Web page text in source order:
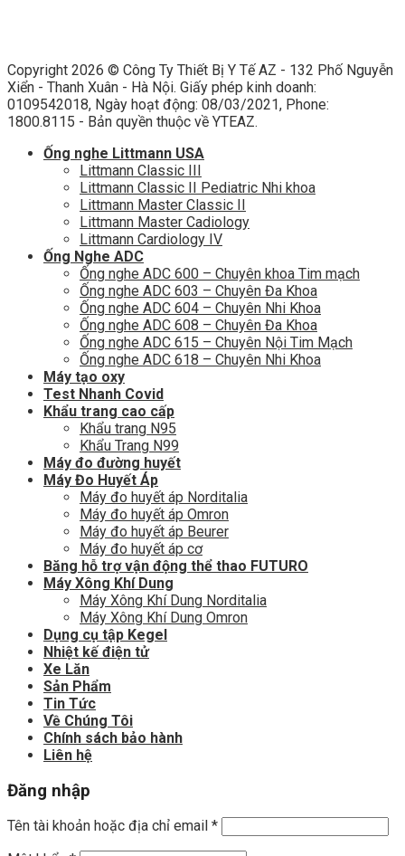
Copyright 2026 © Công Ty Thiết Bị Y Tế AZ - 132 Phố Nguyễn
Xiển - Thanh Xuân - Hà Nội. Giấy phép kinh doanh:
0109542018, Ngày hoạt động: 08/03/2021, Phone:
1800.8115 - Bản quyền thuộc về YTEAZ.
Ống nghe Littmann USA
Littmann Classic III
Littmann Classic II Pediatric Nhi khoa
Littmann Master Classic II
Littmann Master Cadiology
Littmann Cardiology IV
Ống Nghe ADC
Ống nghe ADC 600 – Chuyên khoa Tim mạch
Ống nghe ADC 603 – Chuyên Đa Khoa
Ống nghe ADC 604 – Chuyên Nhi Khoa
Ống nghe ADC 608 – Chuyên Đa Khoa
Ống nghe ADC 615 – Chuyên Nội Tim Mạch
Ống nghe ADC 618 – Chuyên Nhi Khoa
Máy tạo oxy
Test Nhanh Covid
Khẩu trang cao cấp
Khẩu trang N95
Khẩu Trang N99
Máy đo đường huyết
Máy Đo Huyết Áp
Máy đo huyết áp Norditalia
Máy đo huyết áp Omron
Máy đo huyết áp Beurer
Máy đo huyết áp cơ
Băng hỗ trợ vận động thể thao FUTURO
Máy Xông Khí Dung
Máy Xông Khí Dung Norditalia
Máy Xông Khí Dung Omron
Dụng cụ tập Kegel
Nhiệt kế điện tử
Xe Lăn
Sản Phẩm
Tin Tức
Về Chúng Tôi
Chính sách bảo hành
Liên hệ
Đăng nhập
Tên tài khoản hoặc địa chỉ email *